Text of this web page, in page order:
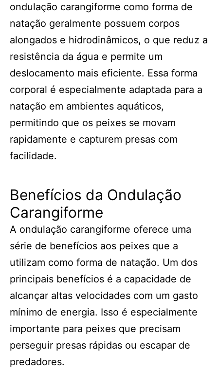
ondulação carangiforme como forma de
natação geralmente possuem corpos
alongados e hidrodinâmicos, o que reduz a
resistência da água e permite um
deslocamento mais eficiente. Essa forma
corporal é especialmente adaptada para a
natação em ambientes aquáticos,
permitindo que os peixes se movam
rapidamente e capturem presas com
facilidade.
Benefícios da Ondulação
Carangiforme
A ondulação carangiforme oferece uma
série de benefícios aos peixes que a
utilizam como forma de natação. Um dos
principais benefícios é a capacidade de
alcançar altas velocidades com um gasto
mínimo de energia. Isso é especialmente
importante para peixes que precisam
perseguir presas rápidas ou escapar de
predadores.